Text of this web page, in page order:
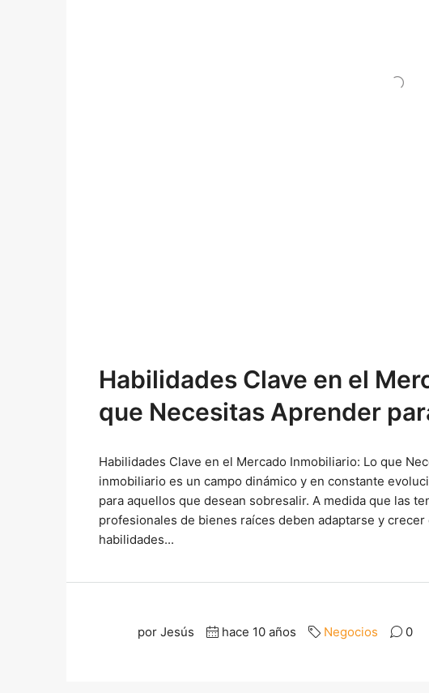
Habilidades Clave en el
que Necesitas Aprender
Habilidades Clave en el Mercado Inmobiliario: Lo que
inmobiliario es un campo dinámico y en constante
para aquellos que desean sobresalir. A medida que las
profesionales de bienes raíces deben adaptarse y
habilidades...
por Jesús hace 10 años Negocios 0